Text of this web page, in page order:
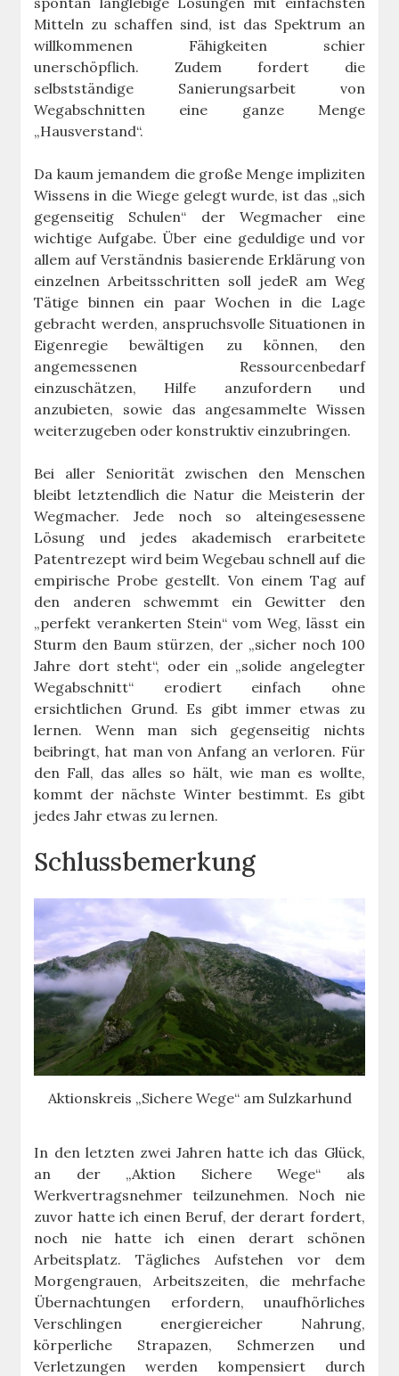
Mitteln zu schaffen sind, ist das Spektrum an
willkommenen Fähigkeiten schier
unerschöpflich. Zudem fordert die
selbstständige Sanierungsarbeit von
Wegabschnitten eine ganze Menge
„Hausverstand“.
Da kaum jemandem die große Menge impliziten
Wissens in die Wiege gelegt wurde, ist das „sich
gegenseitig Schulen“ der Wegmacher eine
wichtige Aufgabe. Über eine geduldige und vor
allem auf Verständnis basierende Erklärung von
einzelnen Arbeitsschritten soll jedeR am Weg
Tätige binnen ein paar Wochen in die Lage
gebracht werden, anspruchsvolle Situationen in
Eigenregie bewältigen zu können, den
angemessenen Ressourcenbedarf
einzuschätzen, Hilfe anzufordern und
anzubieten, sowie das angesammelte Wissen
weiterzugeben oder konstruktiv einzubringen.
Bei aller Seniorität zwischen den Menschen
bleibt letztendlich die Natur die Meisterin der
Wegmacher. Jede noch so alteingesessene
Lösung und jedes akademisch erarbeitete
Patentrezept wird beim Wegebau schnell auf die
empirische Probe gestellt. Von einem Tag auf
den anderen schwemmt ein Gewitter den
„perfekt verankerten Stein“ vom Weg, lässt ein
Sturm den Baum stürzen, der „sicher noch 100
Jahre dort steht“, oder ein „solide angelegter
Wegabschnitt“ erodiert einfach ohne
ersichtlichen Grund. Es gibt immer etwas zu
lernen. Wenn man sich gegenseitig nichts
beibringt, hat man von Anfang an verloren. Für
den Fall, das alles so hält, wie man es wollte,
kommt der nächste Winter bestimmt. Es gibt
jedes Jahr etwas zu lernen.
Schlussbemerkung
Aktionskreis „Sichere Wege“ am Sulzkarhund
In den letzten zwei Jahren hatte ich das Glück,
an der „Aktion Sichere Wege“ als
Werkvertragsnehmer teilzunehmen. Noch nie
zuvor hatte ich einen Beruf, der derart fordert,
noch nie hatte ich einen derart schönen
Arbeitsplatz. Tägliches Aufstehen vor dem
Morgengrauen, Arbeitszeiten, die mehrfache
Übernachtungen erfordern, unaufhörliches
Verschlingen energiereicher Nahrung,
körperliche Strapazen, Schmerzen und
Verletzungen werden kompensiert durch